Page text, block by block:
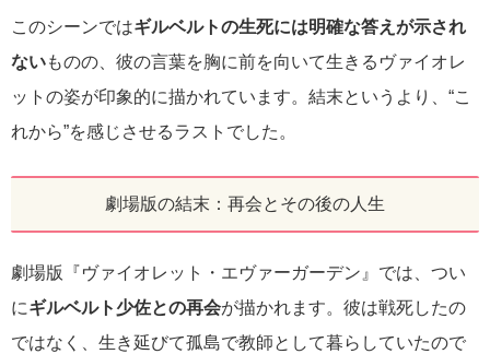
このシーンではギルベルトの生死には明確な答えが示され
ないものの、彼の言葉を胸に前を向いて生きるヴァイオレ
ットの姿が印象的に描かれています。結末というより、“こ
れから”を感じさせるラストでした。
劇場版の結末：再会とその後の人生
劇場版『ヴァイオレット・エヴァーガーデン』では、つい
にギルベルト少佐との再会が描かれます。彼は戦死したの
ではなく、生き延びて孤島で教師として暮らしていたので